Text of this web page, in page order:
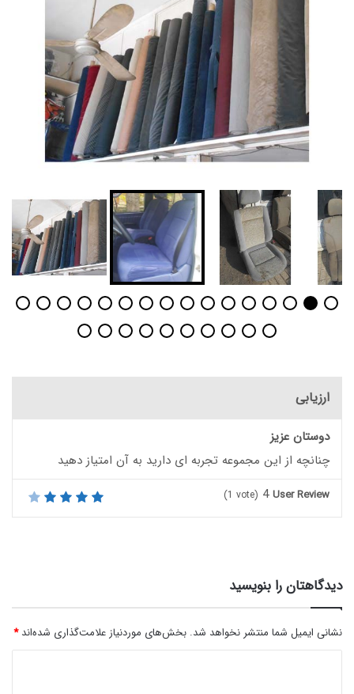
ارزیابی
دوستان عزیز
چنانچه از این مجموعه تجربه ای دارید به آن امتیاز دهید
User Review
4
(1 vote)
دیدگاهتان را بنویسید
نشانی ایمیل شما منتشر نخواهد شد. بخش‌های موردنیاز علامت‌گذاری شده‌اند*